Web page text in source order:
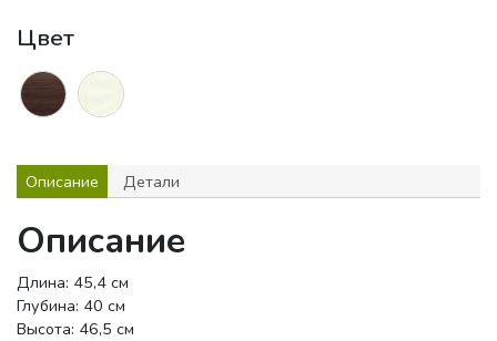
Цвет
Описание Детали
Описание
Длина: 45,4 см
Глубина: 40 см
Высота: 46,5 см